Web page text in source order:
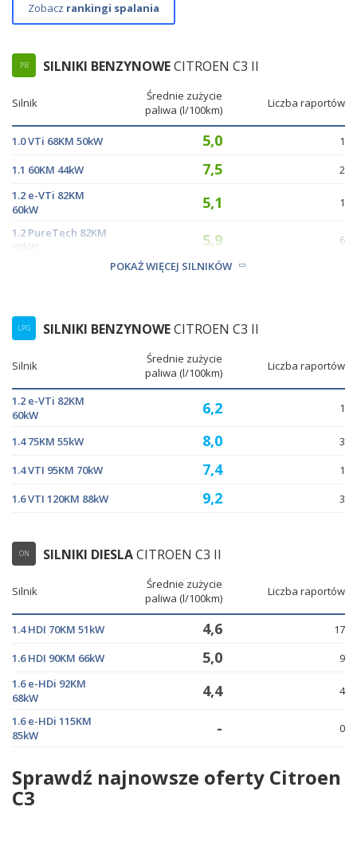
Zobacz rankingi spalania
PB SILNIKI BENZYNOWECITROEN C3 II
Silnik
Średnie zużycie
paliwa (l/100km)
Liczba raportów
1.0 VTi 68KM 50kW 5,0
1
1.1 60KM 44kW
7,5
2
1.2 e-VTi 82KM
60kW
5,1 1
1.2 PureTech 82KM
60kW
5,9 6
6,1
POKAŻ WIĘCEJ SILNIKÓW
LPG SILNIKI BENZYNOWECITROEN C3 II
Silnik
Średnie zużycie
paliwa (l/100km)
Liczba raportów
1.2 e-VTi 82KM
60kW
6,2 1
1.4 75KM 55kW 8,0
3
1.4 VTI 95KM 70kW
7,4
1
1.6 VTI 120KM 88kW
9,2 3
ON SILNIKI DIESLACITROEN C3 II
Silnik
Średnie zużycie
paliwa (l/100km)
Liczba raportów
1.4 HDI 70KM 51kW 4,6
17
1.6 HDI 90KM 66kW
5,0
9
1.6 e-HDi 92KM
68kW
4,4 4
1.6 e-HDi 115KM
85kW
- 0
Sprawdź najnowsze oferty Citroen
C3